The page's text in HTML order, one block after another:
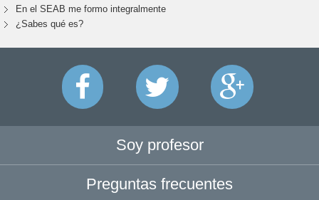
En el SEAB me formo integralmente
¿Sabes qué es?
Soy profesor
Preguntas frecuentes